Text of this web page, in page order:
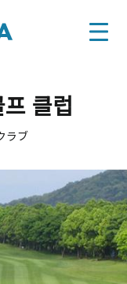
클럽
ラブ